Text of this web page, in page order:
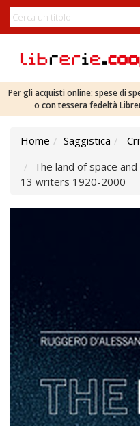
Per gli acquisti online: spese di
o con tessera fedeltà
Home Saggistica
The land of space
13 writers 1920-2000